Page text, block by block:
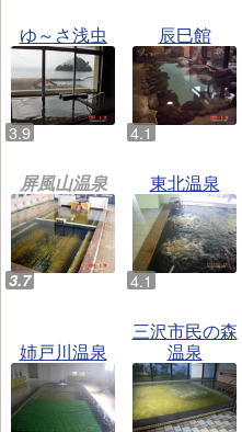
ゆ～さ浅虫 辰巳館
屏風山温泉 東北温泉
姉戸川温泉
三沢市民の森
温泉